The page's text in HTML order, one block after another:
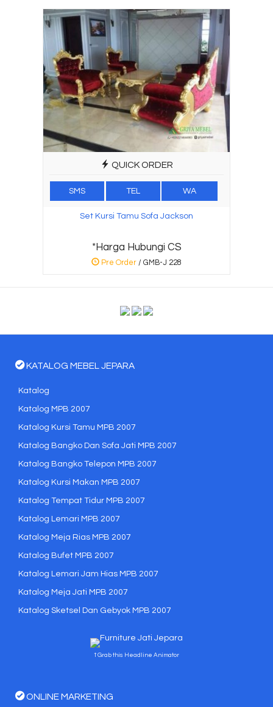
QUICK ORDER
SMS TEL WA
Set Kursi Tamu Sofa Jackson
*Harga Hubungi CS
Pre Order / GMB-J 228
KATALOG MEBEL JEPARA
Katalog
Katalog MPB 2007
Katalog Kursi Tamu MPB 2007
Katalog Bangko Dan Sofa Jati MPB 2007
Katalog Bangko Telepon MPB 2007
Katalog Kursi Makan MPB 2007
Katalog Tempat Tidur MPB 2007
Katalog Lemari MPB 2007
Katalog Meja Rias MPB 2007
Katalog Bufet MPB 2007
Katalog Lemari Jam Hias MPB 2007
Katalog Meja Jati MPB 2007
Katalog Sketsel Dan Gebyok MPB 2007
↑ Grab this Headline Animator
ONLINE MARKETING